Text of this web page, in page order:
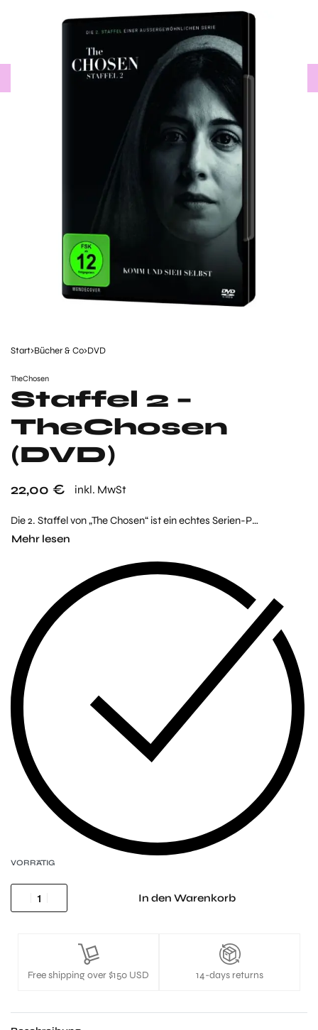
FREUEN UNS ÜBER EINE BEWERTUNG!
Start›Bücher & Co›DVD
TheChosen
Staffel 2 –
TheChosen
(DVD)
22,00 € inkl. MwSt
Die 2. Staffel von „The Chosen“ ist ein echtes Serien-Phänomen. Millionen von Zuschauern weltweit loben die Serie für ihre einzigartige Darstellung des Lebens von Jesus, seiner Jünger und der Menschen um ihn herum. Hier wurde etwas Außergewöhnliches geschaffen, das in Staffel 2 einen weiteren emotionalen Höhepunkt erreicht.
VORRÄTIG
In den Warenkorb
Free shipping over $150 USD 14-days returns